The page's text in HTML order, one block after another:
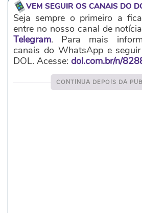
VEM SEGUIR OS CANAIS DO
Seja sempre o primeiro a
entre no nosso canal de
Telegram. Para mais
canais do WhatsApp e
DOL. Acesse: dol.com.br/n/